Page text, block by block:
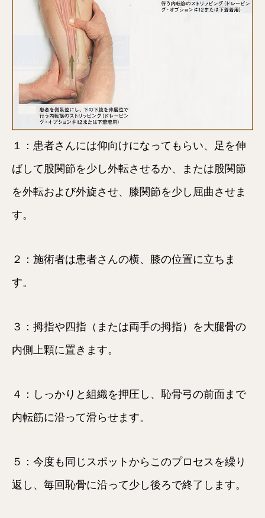
１：患者さんには仰向けになってもらい、足を伸
ばして股関節を少し外転させるか、または股関節
を外転および外旋させ、膝関節を少し屈曲させま
す。
２：施術者は患者さんの横、膝の位置に立ちま
す。
３：拇指や四指（または両手の拇指）を大腿骨の
内側上顆に置きます。
４：しっかりと組織を押圧し、恥骨弓の前面まで
内転筋に沿って滑らせます。
５：今度も同じスポットからこのプロセスを繰り
返し、毎回恥骨に沿って少し後ろで終了します。